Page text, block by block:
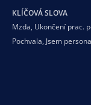
KLÍČOVÁ SLOVA
Mzda, Ukončení prac.
Pochvala, Jsem